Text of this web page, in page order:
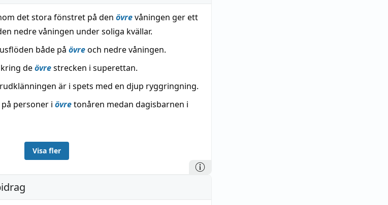
det stora fönstret på den övrevåningen ger ett
nedre våningen under soliga kvällar.
både på övreoch nedre våningen.
deövrestrecken i superettan.
är i spets med en djup ryggringning.
personer i övretonåren medan dagisbarnen i
Visa fler